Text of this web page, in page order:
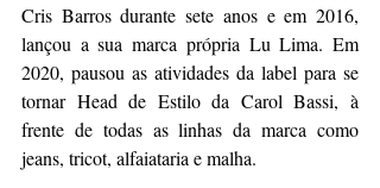
Cris Barros durante sete anos e em 2016,
lançou a sua marca própria Lu Lima. Em
2020, pausou as atividades da label para se
tornar Head de Estilo da Carol Bassi, à
frente de todas as linhas da marca como
jeans, tricot, alfaiataria e malha.